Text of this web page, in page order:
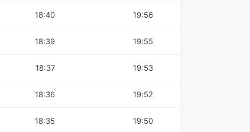
18:40 19:56
18:39 19:55
18:37 19:53
18:36 19:52
18:35 19:50